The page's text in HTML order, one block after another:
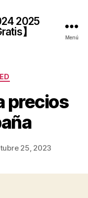
2025
】
Menú
precios
25, 2023